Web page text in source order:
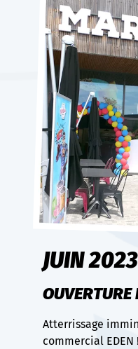
JUIN 2023
OUVERTURE
Atterrissage
commercial EDEN